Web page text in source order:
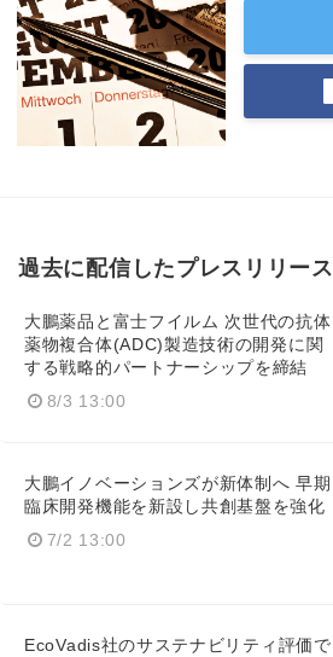
過去に配信したプレスリリース
大鵬薬品と富士フイルム 次世代の抗体
薬物複合体(ADC)製造技術の開発に関
する戦略的パートナーシップを締結
8/3 13:00
大鵬イノベーションズが新体制へ 早期
臨床開発機能を新設し共創基盤を強化
7/2 13:00
EcoVadis社のサステナビリティ評価で